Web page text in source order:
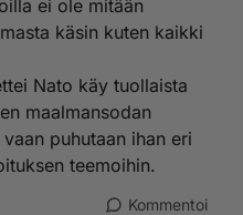
ei ole mitään
käsin kuten kaikki
Nato käy tuollaista
maalmansodan
puhutaan ihan eri
teemoihin.
Kommentoi